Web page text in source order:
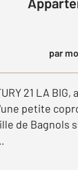
par
21 LA
petite
de Bagnols